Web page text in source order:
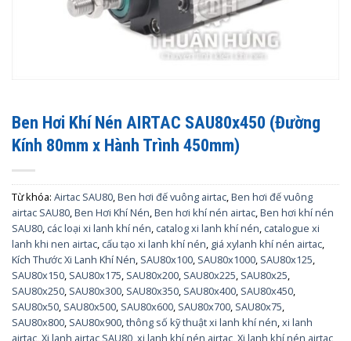
Ben Hơi Khí Nén AIRTAC SAU80x450 (Đường
Kính 80mm x Hành Trình 450mm)
Từ khóa: Airtac SAU80,Ben hơi đế vuông airtac,Ben hơi đế vuông
airtac SAU80,Ben Hơi Khí Nén,Ben hơi khí nén airtac,Ben hơi khí nén
SAU80, các loại xi lanh khí nén, catalog xi lanh khí nén, catalogue xi
lanh khi nen airtac, cấu tạo xi lanh khí nén, giá xylanh khí nén airtac,
Kích Thước Xi Lanh Khí Nén, SAU80x100, SAU80x1000, SAU80x125,
SAU80x150, SAU80x175, SAU80x200, SAU80x225, SAU80x25,
SAU80x250, SAU80x300, SAU80x350, SAU80x400, SAU80x450,
SAU80x50, SAU80x500, SAU80x600, SAU80x700, SAU80x75,
SAU80x800, SAU80x900,thông số kỹ thuật xi lanh khí nén,xi lanh
airtac,Xi lanh airtac SAU80,xi lanh khí nén airtac,Xi lanh khí nén airtac